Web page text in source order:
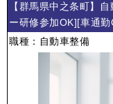
【群馬県中之条町】
ー研修参加OK][車通勤
職種：自動車整備